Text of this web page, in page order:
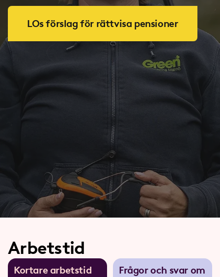
LOs förslag för rättvisa pensioner
Arbetstid
Kortare arbets­tid
Frågor och svar om